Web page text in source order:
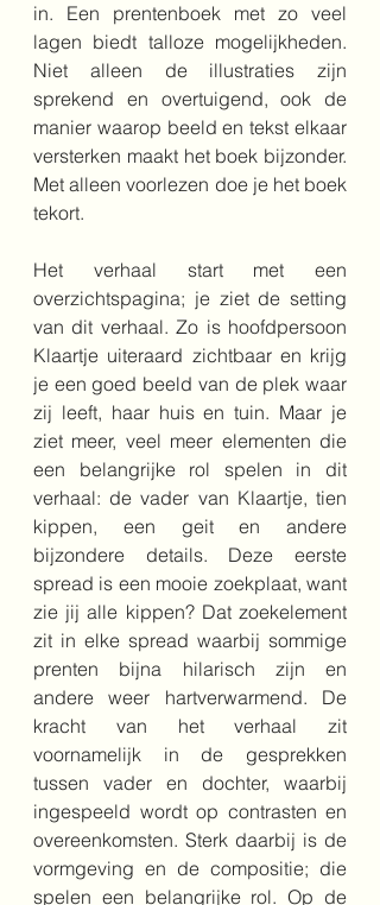
in. Een prentenboek met zo veel
Niet alleen de illustraties zijn
sprekend en overtuigend, ook de
manier waarop beeld en tekst elkaar
Met alleen voorlezen doe je het boek
tekort.
Het verhaal start met een
overzichtspagina; je ziet de setting
van dit verhaal. Zo is hoofdpersoon
Klaartje uiteraard zichtbaar en krijg
je een goed beeld van de plek waar
zij leeft, haar huis en tuin. Maar je
ziet meer, veel meer elementen die
een belangrijke rol spelen in dit
verhaal: de vader van Klaartje, tien
kippen, een geit en andere
bijzondere details. Deze eerste
spread is een mooie zoekplaat, want
zie jij alle kippen? Dat zoekelement
zit in elke spread waarbij sommige
prenten bijna hilarisch zijn en
andere weer hartverwarmend. De
kracht van het verhaal zit
voornamelijk in de gesprekken
tussen vader en dochter, waarbij
ingespeeld wordt op contrasten en
overeenkomsten. Sterk daarbij is de
vormgeving en de compositie; die
spelen een belangrijke rol. Op de